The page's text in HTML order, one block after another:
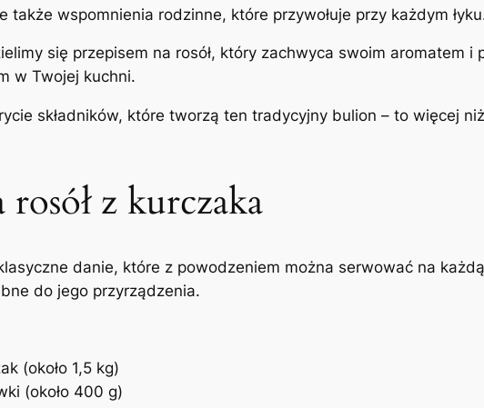
także wspomnienia rodzinne, które przywołuje przy każdym
się przepisem na rosół, który zachwyca swoim aromatem
w Twojej kuchni.
składników, które tworzą ten tradycyjny bulion – to więcej
rosół z kurczaka
danie, które z powodzeniem można serwować na
do jego przyrządzenia.
(około 1,5 kg)
(około 400 g)